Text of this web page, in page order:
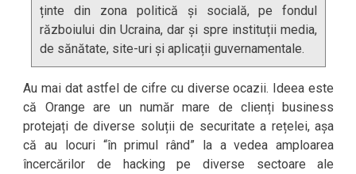
ținte din zona politică și socială, pe fondul
războiului din Ucraina, dar și spre instituții media,
de sănătate, site-uri și aplicații guvernamentale.
Au mai dat astfel de cifre cu diverse ocazii. Ideea este
că Orange are un număr mare de clienți business
protejați de diverse soluții de securitate a rețelei, așa
că au locuri “în primul rând” la a vedea amploarea
încercărilor de hacking pe diverse sectoare ale